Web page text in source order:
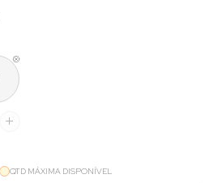
QTD MÁXIMA DISPONÍVEL